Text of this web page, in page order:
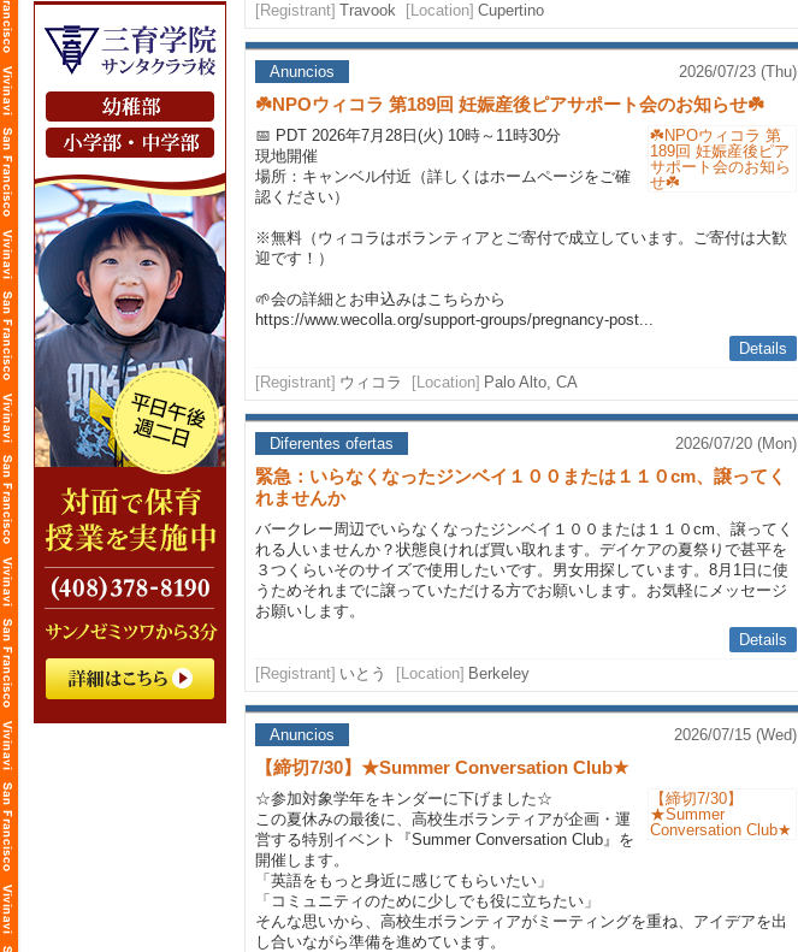
[Registrant] Travook [Location] Cupertino
Anuncios 2026/07/23 (Thu)
☘️NPOウィコラ 第189回 妊娠産後ピアサポート会のお知らせ☘️
📅 PDT 2026年7月28日(火) 10時～11時30分
現地開催
場所：キャンベル付近（詳しくはホームページをご確
認ください）
※無料（ウィコラはボランティアとご寄付で成立しています。ご寄付は大歓
迎です！）
🌱会の詳細とお申込みはこちらから
https://www.wecolla.org/support-groups/pregnancy-post...
Details
[Registrant] ウィコラ [Location] Palo Alto, CA
Diferentes ofertas 2026/07/20 (Mon)
緊急：いらなくなったジンベイ１００または１１０cm、譲ってく
れませんか
バークレー周辺でいらなくなったジンベイ１００または１１０cm、譲ってく
れる人いませんか？状態良ければ買い取れます。デイケアの夏祭りで甚平を
３つくらいそのサイズで使用したいです。男女用探しています。8月1日に使
うためそれまでに譲っていただける方でお願いします。お気軽にメッセージ
お願いします。
Details
[Registrant] いとう [Location] Berkeley
Anuncios 2026/07/15 (Wed)
【締切7/30】★Summer Conversation Club★
☆参加対象学年をキンダーに下げました☆
この夏休みの最後に、高校生ボランティアが企画・運
営する特別イベント『Summer Conversation Club』を
開催します。
「英語をもっと身近に感じてもらいたい」
「コミュニティのために少しでも役に立ちたい」
そんな思いから、高校生ボランティアがミーティングを重ね、アイデアを出
し合いながら準備を進めています。